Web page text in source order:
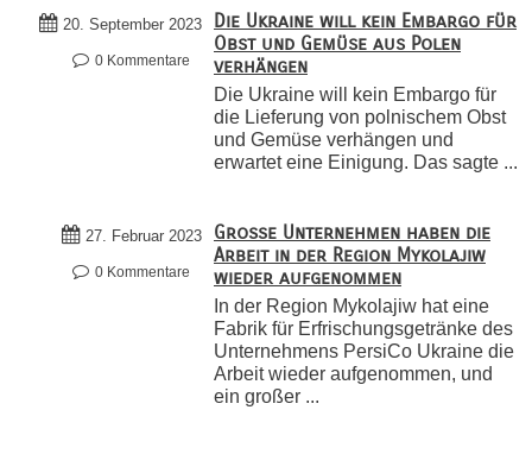
20. September 2023
0 Kommentare
Die Ukraine will kein Embargo für
Obst und Gemüse aus Polen
verhängen
Die Ukraine will kein Embargo für
die Lieferung von polnischem Obst
und Gemüse verhängen und
erwartet eine Einigung. Das sagte ...
27. Februar 2023
0 Kommentare
Große Unternehmen haben die
Arbeit in der Region Mykolajiw
wieder aufgenommen
In der Region Mykolajiw hat eine
Fabrik für Erfrischungsgetränke des
Unternehmens PersiCo Ukraine die
Arbeit wieder aufgenommen, und
ein großer ...